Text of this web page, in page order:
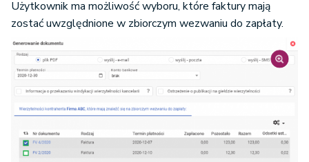
Użytkownik ma możliwość wyboru, które faktury mają
zostać uwzględnione w zbiorczym wezwaniu do zapłaty.